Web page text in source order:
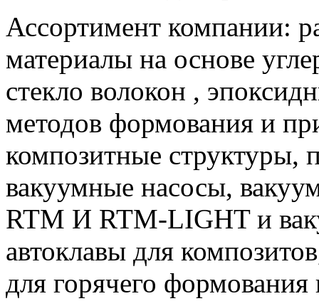
Ассортимент компании:
материалы на основе
стекло волокон ,
методов формования и
композитные структуры,
вакуумные насосы,
RTM И RTM-LIGHT и
автоклавы для
для горячего